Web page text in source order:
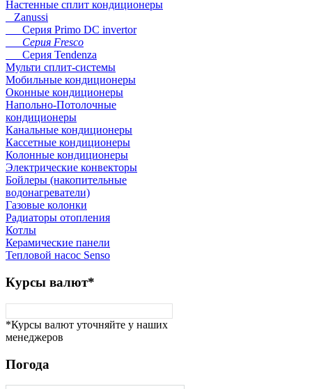
Настенные сплит кондиционеры
Zanussi
Серия Primo DC invertor
Серия Fresco
Серия Tendenza
Мульти сплит-системы
Мобильные кондиционеры
Оконные кондиционеры
Напольно-Потолочные
кондиционеры
Канальные кондиционеры
Кассетные кондиционеры
Колонные кондиционеры
Электрические конвекторы
Бойлеры (накопительные
водонагреватели)
Газовые колонки
Радиаторы отопления
Котлы
Керамические панели
Тепловой насос Senso
Курсы валют*
*Курсы валют уточняйте у наших
менеджеров
Погода